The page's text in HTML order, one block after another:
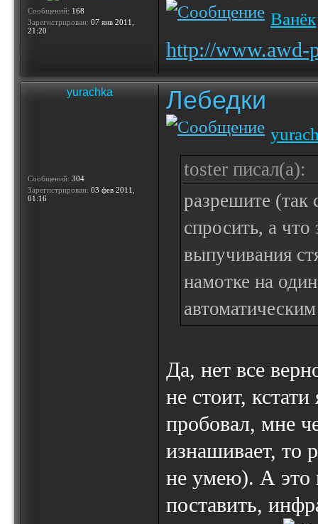
Сообщений: 168
Зарегистрирован: 07 янв 2011,
21:20
Ванёк
http://www.awd-
yurachka
Сообщений: 304
Зарегистрирован: 03 фев 2011,
01:16
Лебедки
toster писал(а):
разрешите (так
спросить, а что
выпучивания
намотке на
Да, нет все
не стоит,
пробовал, мне
изнашивает, то
не умею). А это
поставить,